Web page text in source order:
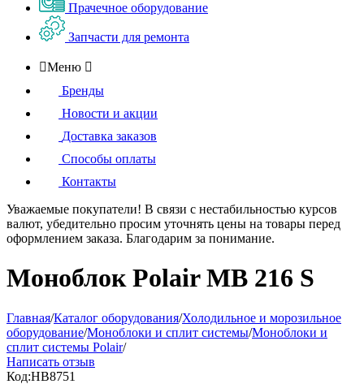
Прачечное оборудование
Запчасти для ремонта
Меню 
Бренды
Новости и акции
Доставка заказов
Способы оплаты
Контакты
Уважаемые покупатели! В связи с нестабильностью курсов
валют, убедительно просим уточнять цены на товары перед
оформлением заказа. Благодарим за понимание.
Моноблок Polair MB 216 S
Главная/Каталог оборудования/Холодильное и морозильное
оборудование/Моноблоки и сплит системы/Моноблоки и
сплит системы Polair/
Написать отзыв
Код:HB8751